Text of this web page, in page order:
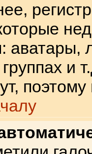
аватары,
и